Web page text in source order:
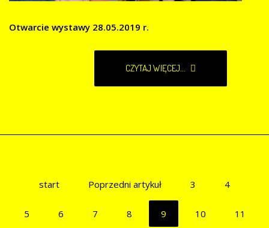
Otwarcie wystawy 28.05.2019 r.
CZYTAJ WIĘCEJ...
start Poprzedni artykuł 3 4
5 6 7 8 9 10 11